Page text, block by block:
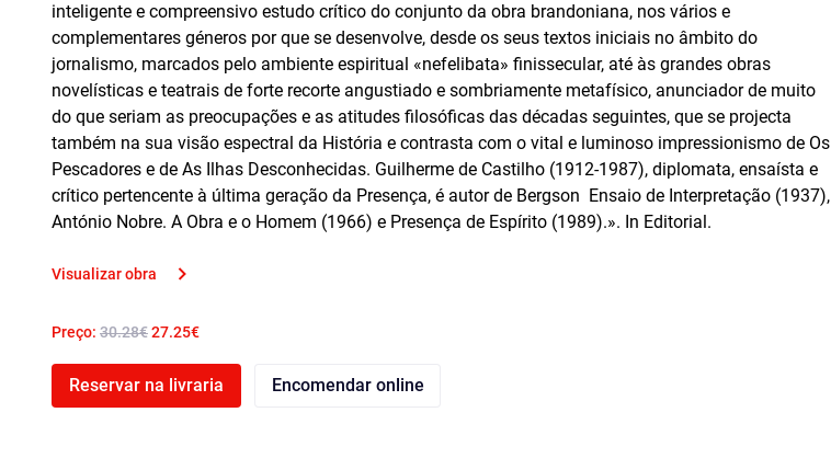
inteligente e compreensivo estudo crítico do conjunto da obra brandoniana, nos vários e
complementares géneros por que se desenvolve, desde os seus textos iniciais no âmbito do
jornalismo, marcados pelo ambiente espiritual «nefelibata» finissecular, até às grandes obras
novelísticas e teatrais de forte recorte angustiado e sombriamente metafísico, anunciador de muito
do que seriam as preocupações e as atitudes filosóficas das décadas seguintes, que se projecta
também na sua visão espectral da História e contrasta com o vital e luminoso impressionismo de Os
Pescadores e de As Ilhas Desconhecidas. Guilherme de Castilho (1912-1987), diplomata, ensaísta e
crítico pertencente à última geração da Presença, é autor de Bergson  Ensaio de Interpretação (1937),
António Nobre. A Obra e o Homem (1966) e Presença de Espírito (1989).». In Editorial.
Visualizar obra
Preço: 30.28€27.25€
Reservar na livraria Encomendar online